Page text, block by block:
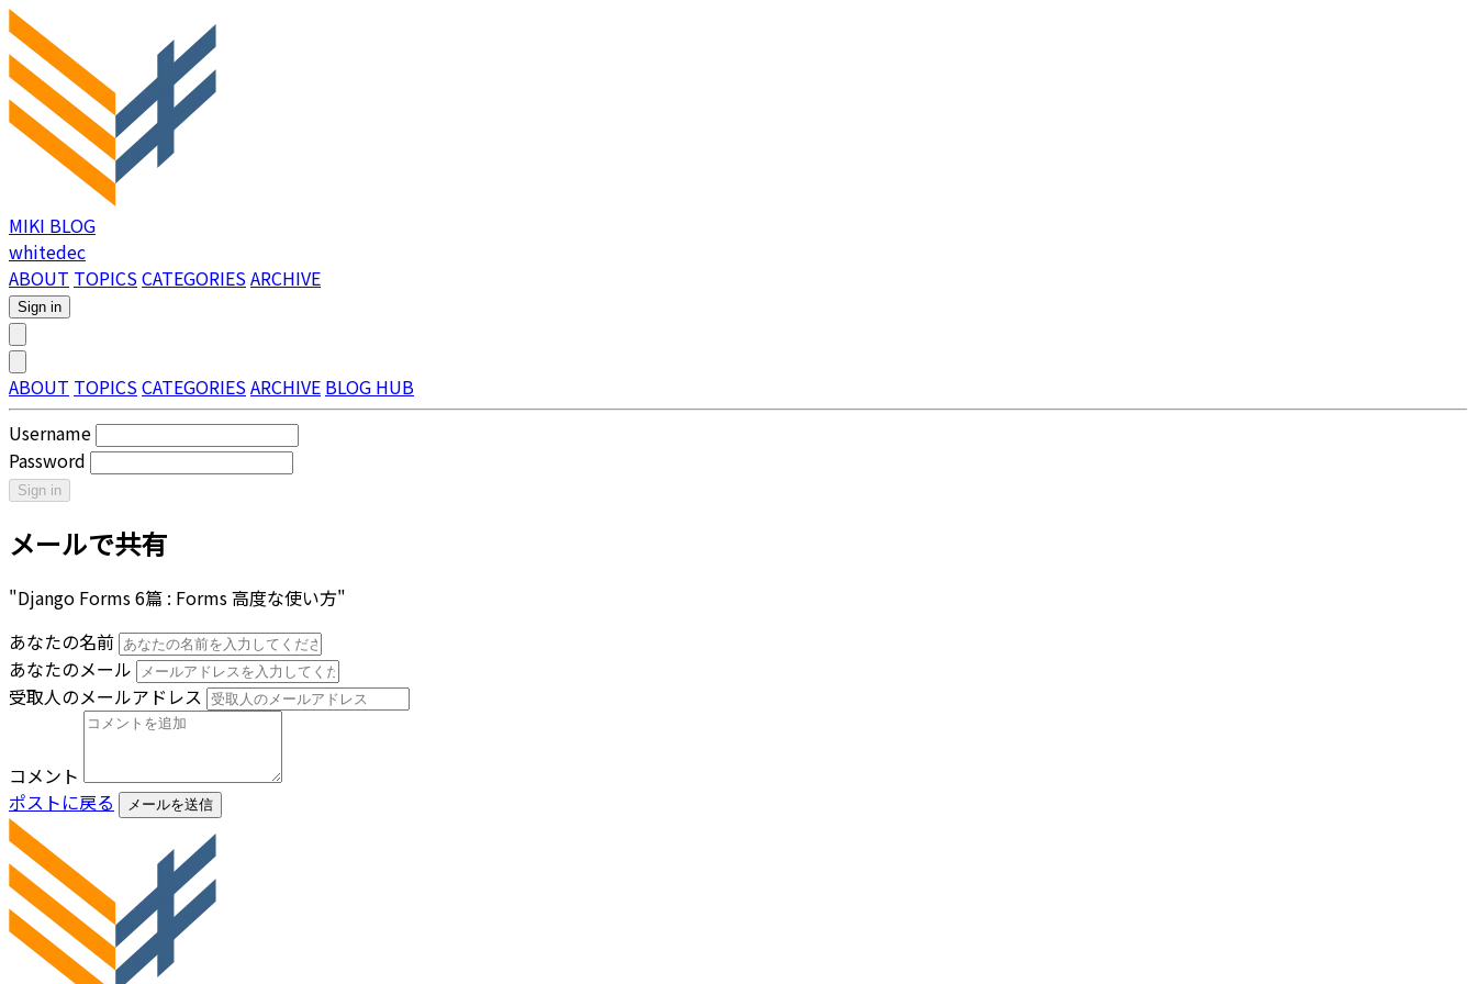
MIKI BLOG
whitedec
ABOUT TOPICSCATEGORIESARCHIVE
Sign in
ABOUT TOPICSCATEGORIESARCHIVE BLOG HUB
Username
Password
Sign in
メールで共有
"Django Forms 6篇 : Forms 高度な使い方"
あなたの名前
あなたのメール
受取人のメールアドレス
コメント
ポストに戻る
メールを送信